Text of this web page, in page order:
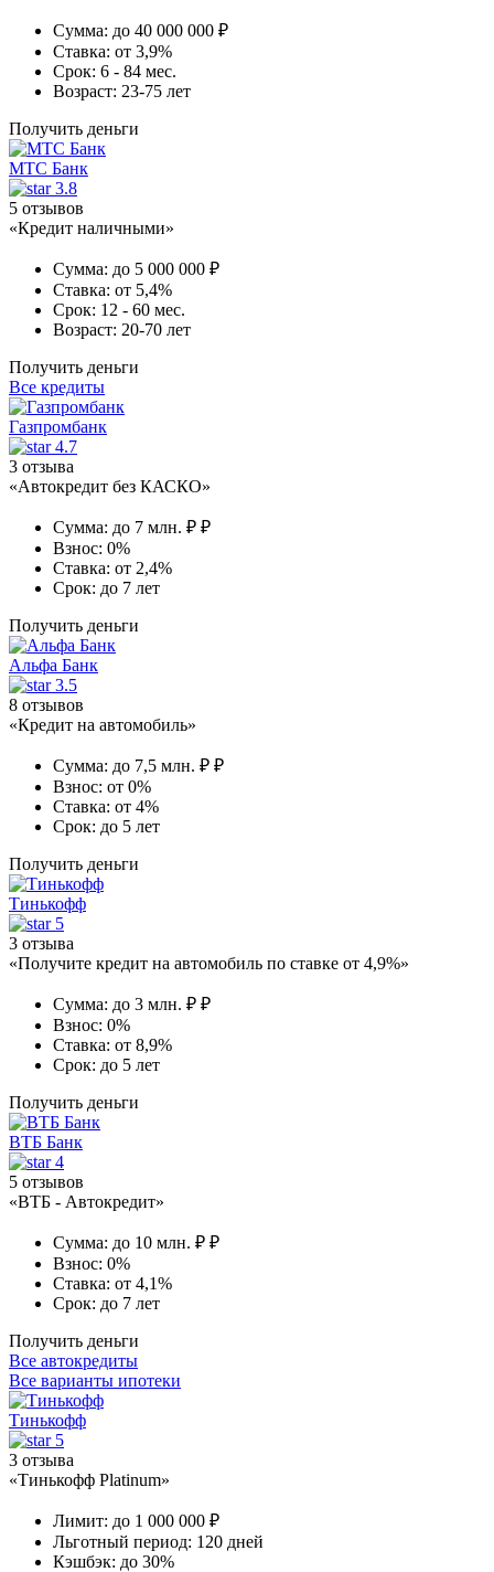
Сумма: до 40 000 000 ₽
Ставка: от 3,9%
Срок: 6 - 84 мес.
Возраст: 23-75 лет
Получить деньги
МТС Банк
3.8
5 отзывов
«Кредит наличными»
Сумма: до 5 000 000 ₽
Ставка: от 5,4%
Срок: 12 - 60 мес.
Возраст: 20-70 лет
Получить деньги
Все кредиты
Газпромбанк
4.7
3 отзыва
«Автокредит без КАСКО»
Сумма: до 7 млн. ₽ ₽
Взнос: 0%
Ставка: от 2,4%
Срок: до 7 лет
Получить деньги
Альфа Банк
3.5
8 отзывов
«Кредит на автомобиль»
Сумма: до 7,5 млн. ₽ ₽
Взнос: от 0%
Ставка: от 4%
Срок: до 5 лет
Получить деньги
Тинькофф
5
3 отзыва
«Получите кредит на автомобиль по ставке от 4,9%»
Сумма: до 3 млн. ₽ ₽
Взнос: 0%
Ставка: от 8,9%
Срок: до 5 лет
Получить деньги
ВТБ Банк
4
5 отзывов
«ВТБ - Автокредит»
Сумма: до 10 млн. ₽ ₽
Взнос: 0%
Ставка: от 4,1%
Срок: до 7 лет
Получить деньги
Все автокредиты
Все варианты ипотеки
Тинькофф
5
3 отзыва
«Тинькофф Platinum»
Лимит: до 1 000 000 ₽
Льготный период: 120 дней
Кэшбэк: до 30%